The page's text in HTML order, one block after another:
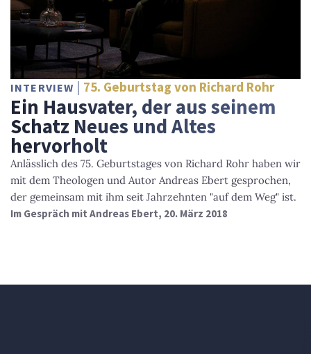
INTERVIEW 75. Geburtstag von Richard Rohr
Ein Hausvater, der aus seinem
Schatz Neues und Altes
hervorholt
Anlässlich des 75. Geburtstages von Richard Rohr haben wir
mit dem Theologen und Autor Andreas Ebert gesprochen,
der gemeinsam mit ihm seit Jahrzehnten "auf dem Weg" ist.
Im Gespräch mit Andreas Ebert, 20. März 2018